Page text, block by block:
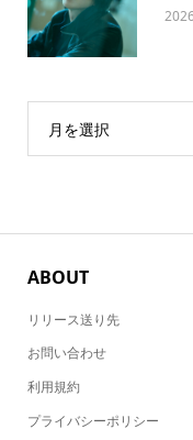
月を選択
ABOUT
リリース送り先
お問い合わせ
利用規約
プライバシーポリシー